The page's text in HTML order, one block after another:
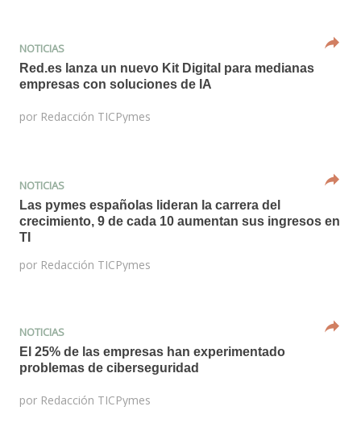
NOTICIAS
Red.es lanza un nuevo Kit Digital para medianas
empresas con soluciones de IA
por Redacción TICPymes
NOTICIAS
Las pymes españolas lideran la carrera del
crecimiento, 9 de cada 10 aumentan sus ingresos en
TI
por Redacción TICPymes
NOTICIAS
El 25% de las empresas han experimentado
problemas de ciberseguridad
por Redacción TICPymes